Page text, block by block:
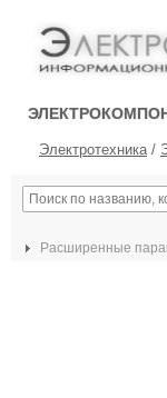
Электротехника/
Расширенные